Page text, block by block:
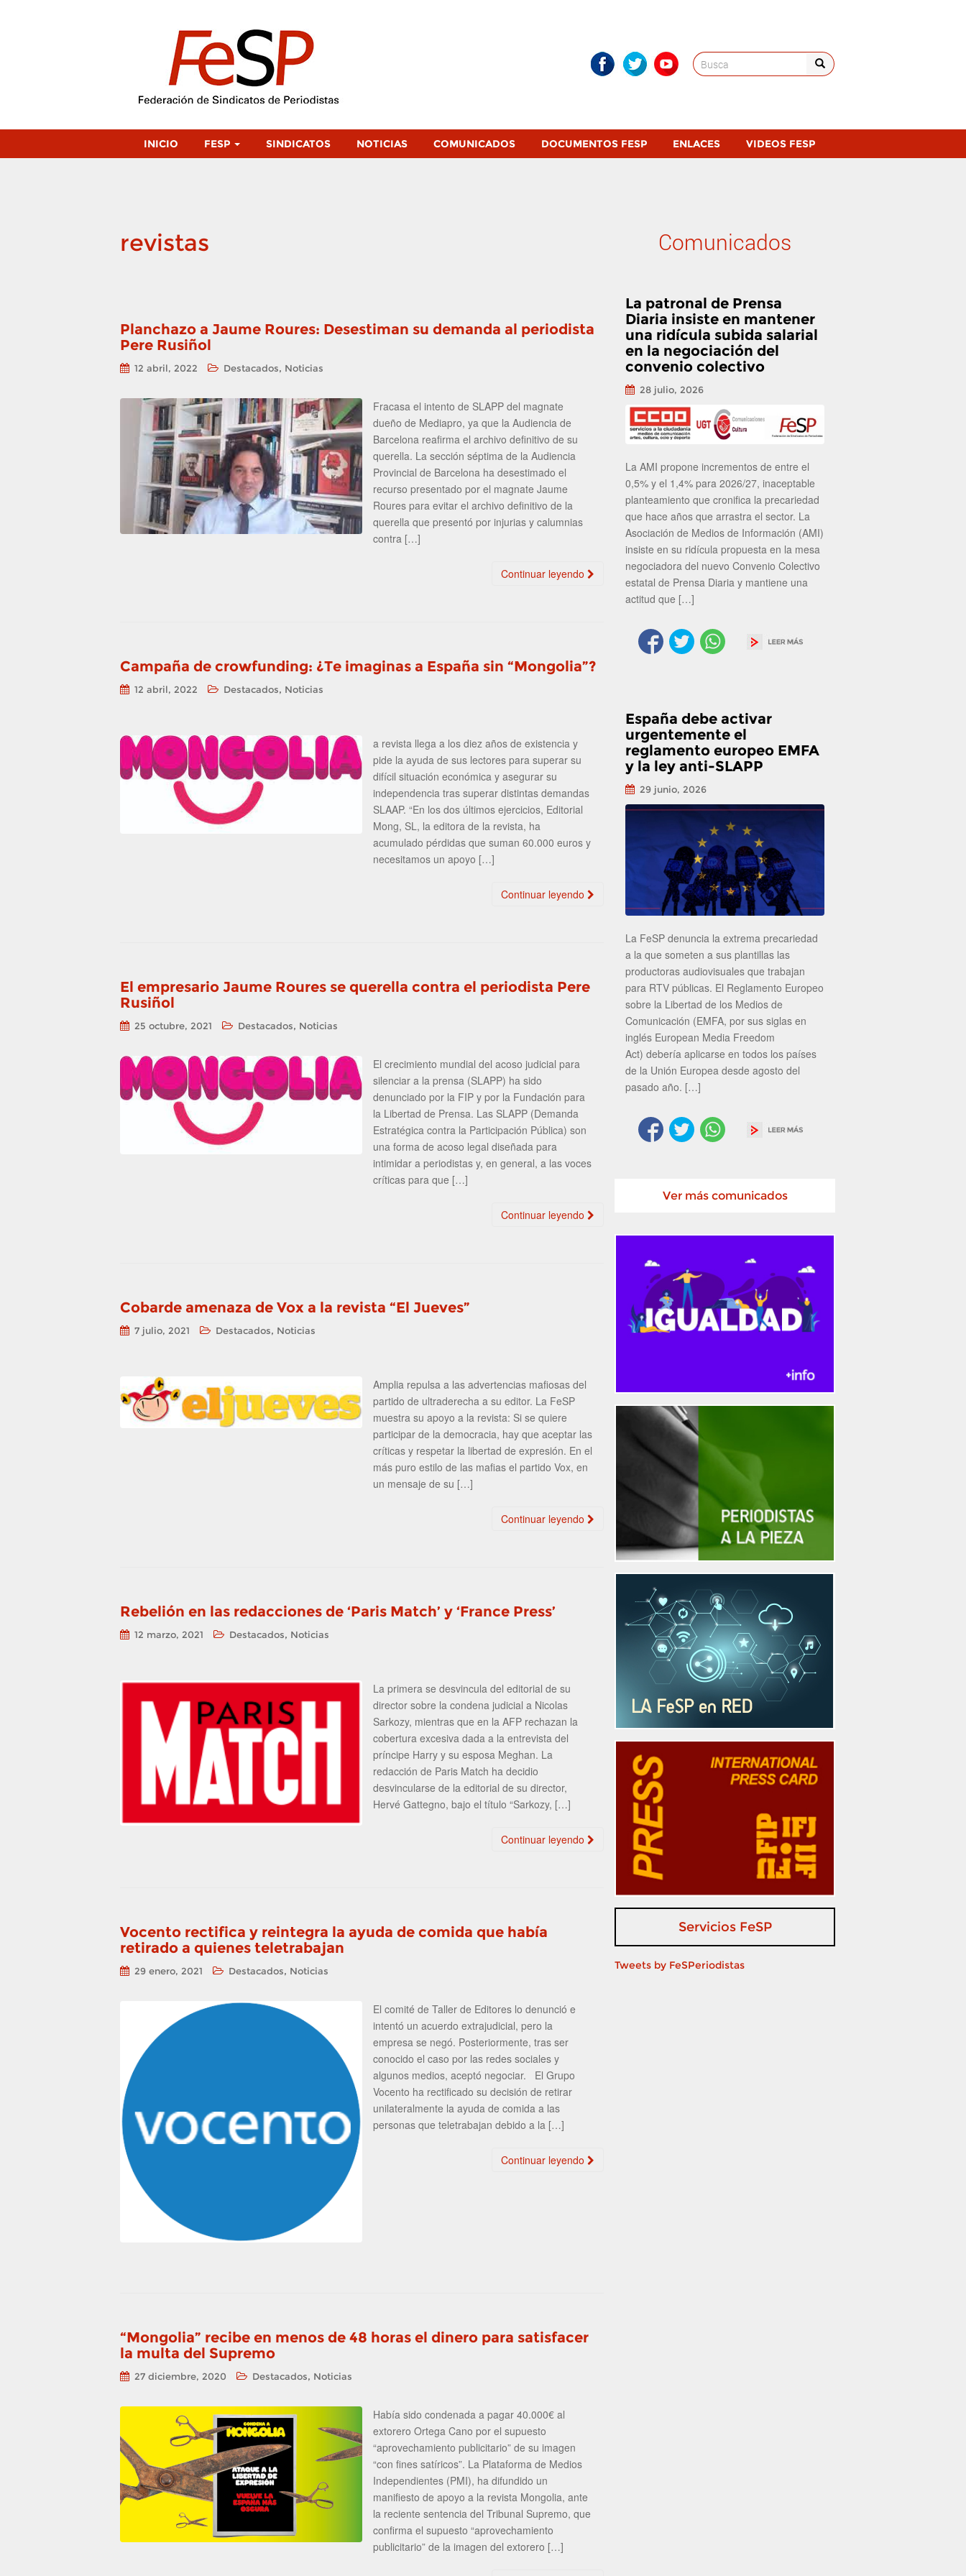
Search
for:
INICIO FESP SINDICATOS NOTICIAS COMUNICADOS DOCUMENTOS FESP ENLACES VIDEOS FESP
revistas
Planchazo a Jaume Roures: Desestiman su demanda al periodista
Pere Rusiñol
12 abril, 2022 Destacados, Noticias
Fracasa el intento de SLAPP del magnate
dueño de Mediapro, ya que la Audiencia de
Barcelona reafirma el archivo definitivo de su
querella. La sección séptima de la Audiencia
Provincial de Barcelona ha desestimado el
recurso presentado por el magnate Jaume
Roures para evitar el archivo definitivo de la
querella que presentó por injurias y calumnias
contra […]
Continuar leyendo
Campaña de crowfunding: ¿Te imaginas a España sin “Mongolia”?
12 abril, 2022 Destacados, Noticias
a revista llega a los diez años de existencia y
pide la ayuda de sus lectores para superar su
difícil situación económica y asegurar su
independencia tras superar distintas demandas
SLAAP. “En los dos últimos ejercicios, Editorial
Mong, SL, la editora de la revista, ha
acumulado pérdidas que suman 60.000 euros y
necesitamos un apoyo […]
Continuar leyendo
El empresario Jaume Roures se querella contra el periodista Pere
Rusiñol
25 octubre, 2021 Destacados, Noticias
El crecimiento mundial del acoso judicial para
silenciar a la prensa (SLAPP) ha sido
denunciado por la FIP y por la Fundación para
la Libertad de Prensa. Las SLAPP (Demanda
Estratégica contra la Participación Pública) son
una forma de acoso legal diseñada para
intimidar a periodistas y, en general, a las voces
críticas para que […]
Continuar leyendo
Cobarde amenaza de Vox a la revista “El Jueves”
7 julio, 2021 Destacados, Noticias
Amplia repulsa a las advertencias mafiosas del
partido de ultraderecha a su editor. La FeSP
muestra su apoyo a la revista: Si se quiere
participar de la democracia, hay que aceptar las
críticas y respetar la libertad de expresión. En el
más puro estilo de las mafias el partido Vox, en
un mensaje de su […]
Continuar leyendo
Rebelión en las redacciones de ‘Paris Match’ y ‘France Press’
12 marzo, 2021 Destacados, Noticias
La primera se desvincula del editorial de su
director sobre la condena judicial a Nicolas
Sarkozy, mientras que en la AFP rechazan la
cobertura excesiva dada a la entrevista del
príncipe Harry y su esposa Meghan. La
redacción de Paris Match ha decidio
desvincularse de la editorial de su director,
Hervé Gattegno, bajo el título “Sarkozy, […]
Continuar leyendo
Vocento rectifica y reintegra la ayuda de comida que había
retirado a quienes teletrabajan
29 enero, 2021 Destacados, Noticias
El comité de Taller de Editores lo denunció e
intentó un acuerdo extrajudicial, pero la
empresa se negó. Posteriormente, tras ser
conocido el caso por las redes sociales y
algunos medios, aceptó negociar. El Grupo
Vocento ha rectificado su decisión de retirar
unilateralmente la ayuda de comida a las
personas que teletrabajan debido a la […]
Continuar leyendo
“Mongolia” recibe en menos de 48 horas el dinero para satisfacer
la multa del Supremo
27 diciembre, 2020 Destacados, Noticias
Había sido condenada a pagar 40.000€ al
extorero Ortega Cano por el supuesto
“aprovechamiento publicitario” de su imagen
“con fines satíricos”. La Plataforma de Medios
Independientes (PMI), ha difundido un
manifiesto de apoyo a la revista Mongolia, ante
la reciente sentencia del Tribunal Supremo, que
confirma el supuesto “aprovechamiento
publicitario” de la imagen del extorero […]
Comunicados
La patronal de Prensa
Diaria insiste en mantener
una ridícula subida salarial
en la negociación del
convenio colectivo
28 julio, 2026
La AMI propone incrementos de entre el
0,5% y el 1,4% para 2026/27, inaceptable
planteamiento que cronifica la precariedad
que hace años que arrastra el sector. La
Asociación de Medios de Información (AMI)
insiste en su ridícula propuesta en la mesa
negociadora del nuevo Convenio Colectivo
estatal de Prensa Diaria y mantiene una
actitud que […]
España debe activar
urgentemente el
reglamento europeo EMFA
y la ley anti-SLAPP
29 junio, 2026
La FeSP denuncia la extrema precariedad
a la que someten a sus plantillas las
productoras audiovisuales que trabajan
para RTV públicas. El Reglamento Europeo
sobre la Libertad de los Medios de
Comunicación (EMFA, por sus siglas en
inglés European Media Freedom
Act) debería aplicarse en todos los países
de la Unión Europea desde agosto del
pasado año. […]
Ver más comunicados
Servicios FeSP
Tweets by FeSPeriodistas